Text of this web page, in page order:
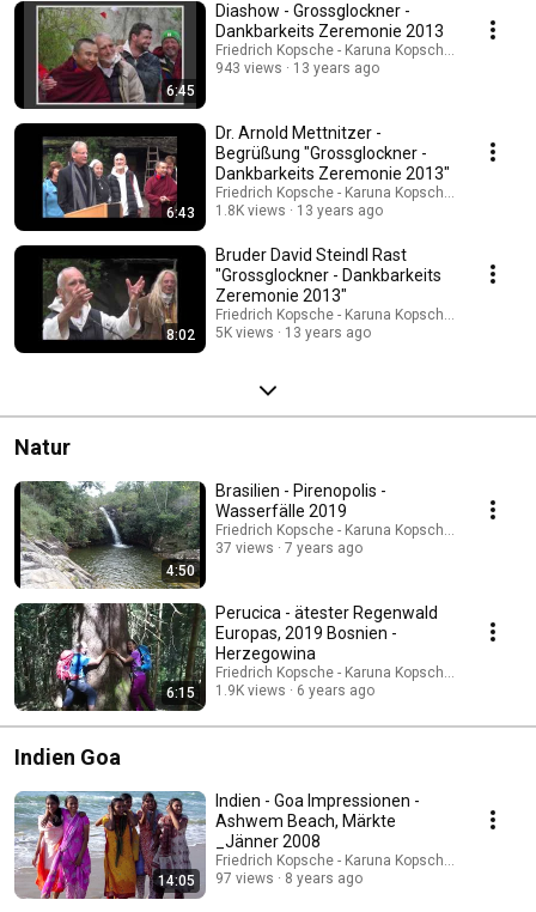
6:45
Diashow - Grossglockner -
Dankbarkeits Zeremonie 2013
Friedrich Kopsche - Karuna Kopsche-Tazoll
943 views
13 years ago
6:43
Dr. Arnold Mettnitzer -
Begrüßung "Grossglockner -
Dankbarkeits Zeremonie 2013"
Friedrich Kopsche - Karuna Kopsche-Tazoll
1.8K views
13 years ago
8:02
Bruder David Steindl Rast
"Grossglockner - Dankbarkeits
Zeremonie 2013"
Friedrich Kopsche - Karuna Kopsche-Tazoll
5K views
13 years ago
Natur
4:50
Brasilien - Pirenopolis -
Wasserfälle 2019
Friedrich Kopsche - Karuna Kopsche-Tazoll
37 views
7 years ago
6:15
Perucica - ätester Regenwald
Europas, 2019 Bosnien -
Herzegowina
Friedrich Kopsche - Karuna Kopsche-Tazoll
1.9K views
6 years ago
Indien Goa
14:05
Indien - Goa Impressionen -
Ashwem Beach, Märkte
_Jänner 2008
Friedrich Kopsche - Karuna Kopsche-Tazoll
97 views
8 years ago